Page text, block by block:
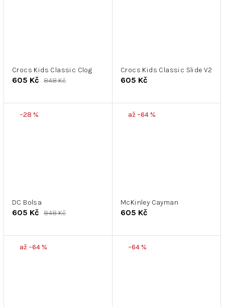
Crocs Kids Classic Clog
605 Kč 848 Kč
Crocs Kids Classic Slide V2
605 Kč
–28 %
DC Bolsa
605 Kč 848 Kč
až –64 %
McKinley Cayman
605 Kč
až –64 % –64 %